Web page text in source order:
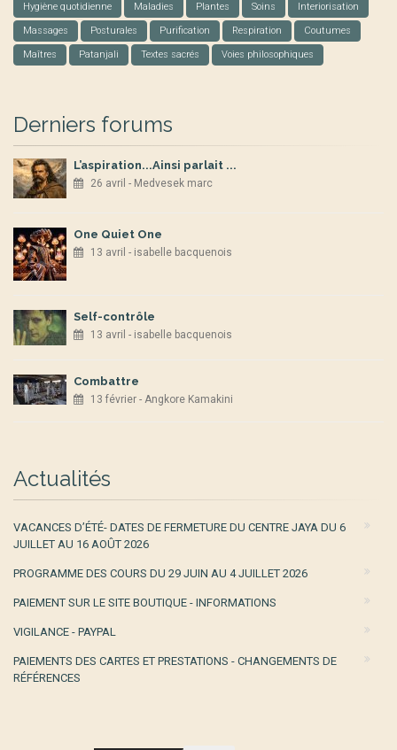
Hygiène quotidienne Maladies Plantes Soins Interiorisation
Massages Posturales Purification Respiration Coutumes
Maîtres Patanjali Textes sacrés Voies philosophiques
Derniers forums
L’aspiration...Ainsi parlait ...
26 avril - Medvesek marc
One Quiet One
13 avril - isabelle bacquenois
Self-contrôle
13 avril - isabelle bacquenois
Combattre
13 février - Angkore Kamakini
Actualités
VACANCES D’ÉTÉ- DATES DE FERMETURE DU CENTRE JAYA DU 6
JUILLET AU 16 AOÛT 2026
PROGRAMME DES COURS DU 29 JUIN AU 4 JUILLET 2026
PAIEMENT SUR LE SITE BOUTIQUE - INFORMATIONS
VIGILANCE - PAYPAL
PAIEMENTS DES CARTES ET PRESTATIONS - CHANGEMENTS DE
RÉFÉRENCES